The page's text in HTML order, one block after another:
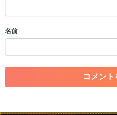
・一度削除された投稿を再び投
・アカウントの売買など金銭が
・各ゲームのネタバレを含む内
・その他、管理者が不適切と判
名前